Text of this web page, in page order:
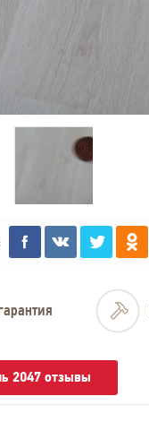
2047 отзывы